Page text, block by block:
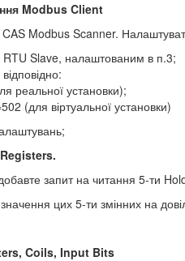
ModbusClient
Modbus Scanner.
Slave, налаштованим в п.3;
реальної установки);
(для віртуальної установки)
Registers.
запит на читання 5-ти
цих 5-ти змінних на
Coils, Input Bits